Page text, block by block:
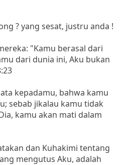
? yang sesat, justru anda !
"Kamu berasal dari
dari dunia ini, Aku bukan
kepadamu, bahwa kamu
sebab jikalau kamu tidak
kamu akan mati dalam
dan Kuhakimi tentang
mengutus Aku, adalah